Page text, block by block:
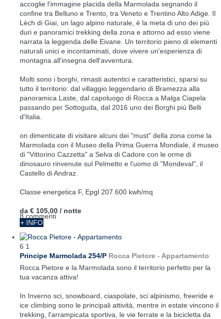
accoglie l'immagine placida della Marmolada segnando il
confine tra Belluno e Trento, tra Veneto e Trentino Alto Adige. Il
Lèch di Giai, un lago alpino naturale, è la meta di uno dei più
duri e panoramici trekking della zona e attorno ad esso viene
narrata la leggenda delle Eivane. Un territorio pieno di elementi
naturali unici e incontaminati, dove vivere un'esperienza di
montagna all'insegna dell'avventura.
Molti sono i borghi, rimasti autentici e caratteristici, sparsi su
tutto il territorio: dal villaggio leggendario di Bramezza alla
panoramica Laste, dal capoluogo di Rocca a Malga Ciapela
passando per Sottoguda, dal 2016 uno dei Borghi più Belli
d'Italia.
on dimenticate di visitare alcuni dei "must" della zona come la
Marmolada con il Museo della Prima Guerra Mondiale, il museo
di "Vittorino Cazzetta" a Selva di Cadore con le orme di
dinosauro rinvenute sul Pelmetto e l'uomo di "Mondeval", il
Castello di Andraz.
Classe energetica F, Epgl 207.600 kwh/mq
8 commenti
da € 105,00 / notte
+ INFO
6 1
Principe Marmolada 254/P Rocca Pietore - Appartamento
Rocca Pietore e la Marmolada sono il territorio perfetto per la
tua vacanza attiva!
In Inverno sci, snowboard, ciaspolate, sci alpinismo, freeride e
ice climbing sono le principali attività, mentre in estate vincono il
trekking, l'arrampicata sportiva, le vie ferrate e la bicicletta da